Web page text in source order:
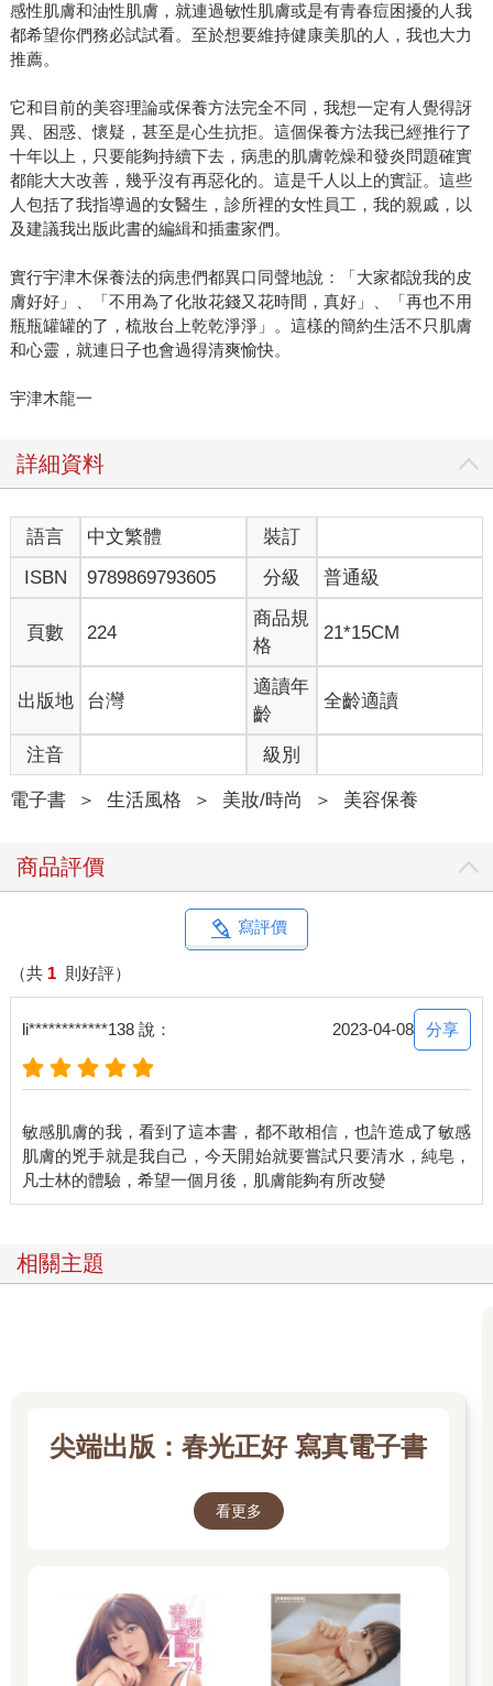
感性肌膚和油性肌膚，就連過敏性肌膚或是有青春痘困擾的人我
都希望你們務必試試看。至於想要維持健康美肌的人，我也大力
推薦。
它和目前的美容理論或保養方法完全不同，我想一定有人覺得訝
異、困惑、懷疑，甚至是心生抗拒。這個保養方法我已經推行了
十年以上，只要能夠持續下去，病患的肌膚乾燥和發炎問題確實
都能大大改善，幾乎沒有再惡化的。這是千人以上的實証。這些
人包括了我指導過的女醫生，診所裡的女性員工，我的親戚，以
及建議我出版此書的編緝和插畫家們。
實行宇津木保養法的病患們都異口同聲地說：「大家都說我的皮
膚好好」、「不用為了化妝花錢又花時間，真好」、「再也不用
瓶瓶罐罐的了，梳妝台上乾乾淨淨」。這樣的簡約生活不只肌膚
和心靈，就連日子也會過得清爽愉快。
宇津木龍一
詳細資料
語言 中文繁體
裝訂
ISBN
9789869793605 分級 普通級
頁數 224
商品規
格
21*15CM
出版地 台灣
適讀年
齡
全齡適讀
注音 級別
電子書 ＞ 生活風格 ＞ 美妝/時尚 ＞ 美容保養
商品評價
寫評價
（共 1 則好評）
li************138 說： 2023-04-08 分享
敏感肌膚的我，看到了這本書，都不敢相信，也許造成了敏感
肌膚的兇手就是我自己，今天開始就要嘗試只要清水，純皂，
凡士林的體驗，希望一個月後，肌膚能夠有所改變
相關主題
尖端出版：春光正好 寫真電子書
看更多